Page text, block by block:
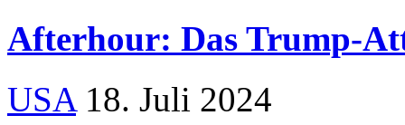
Afterhour: Das Trump-
USA 18. Juli 2024